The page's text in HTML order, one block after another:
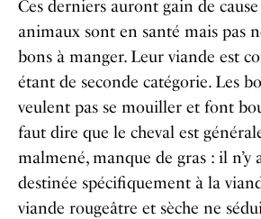
Ces derniers auront gain de
animaux sont en santé mais pas
bons à manger. Leur viande est
étant de seconde catégorie. Les
veulent pas se mouiller et font
faut dire que le cheval est
malmené, manque de gras : il n’y
destinée spécifiquement à la
viande rougeâtre et sèche ne